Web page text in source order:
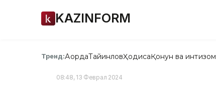
KAZINFORM
Тренд:АқордаТайинловҲодисаҚонун ва интизом
08:48, 13 Феврал 2024